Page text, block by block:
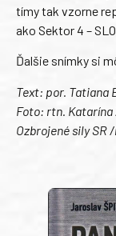
tímy tak vzorne
ako Sektor 4 –
Ďalšie snímky si
Text: por. Tatiana
Foto: rtn. Katarína
Ozbrojené sily SR